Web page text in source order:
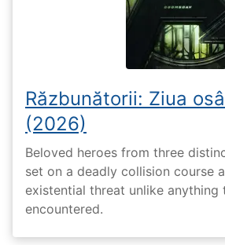
Răzbunătorii: Ziua
(2026)
Beloved heroes from three
set on a deadly collision course
existential threat unlike anything
encountered.